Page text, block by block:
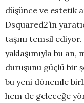
düşünce ve estetik
Dsquared2’in
taşını temsil
yaklaşımıyla bu an,
duruşunu güçlü bir
bu yeni dönemle
hem de geleceğe